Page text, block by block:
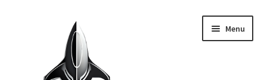
navigation
Menu